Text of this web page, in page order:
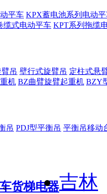
平车 KPX蓄电池系列电动
缆式电动平车 KPT系列拖缆
吊 壁行式旋臂吊 定柱式悬
机 BZ曲臂旋臂起重机 BZY
吊 PDJ型平衡吊 平衡吊移动
货梯电器吉林